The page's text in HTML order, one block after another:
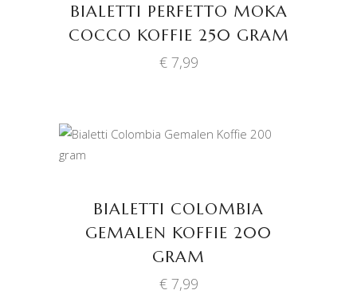
BIALETTI PERFETTO MOKA
COCCO KOFFIE 250 GRAM
€7,99
BIALETTI COLOMBIA
GEMALEN KOFFIE 200
GRAM
€7,99